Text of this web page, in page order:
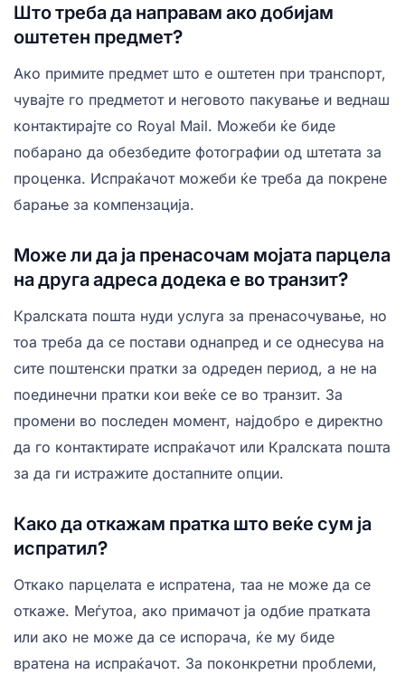
Што треба да направам ако добијам
оштетен предмет?
Ако примите предмет што е оштетен при транспорт,
чувајте го предметот и неговото пакување и веднаш
контактирајте со Royal Mail. Можеби ќе биде
побарано да обезбедите фотографии од штетата за
проценка. Испраќачот можеби ќе треба да покрене
барање за компензација.
Може ли да ја пренасочам мојата парцела
на друга адреса додека е во транзит?
Кралската пошта нуди услуга за пренасочување, но
тоа треба да се постави однапред и се однесува на
сите поштенски пратки за одреден период, а не на
поединечни пратки кои веќе се во транзит. За
промени во последен момент, најдобро е директно
да го контактирате испраќачот или Кралската пошта
за да ги истражите достапните опции.
Како да откажам пратка што веќе сум ја
испратил?
Откако парцелата е испратена, таа не може да се
откаже. Меѓутоа, ако примачот ја одбие пратката
или ако не може да се испорача, ќе му биде
вратена на испраќачот. За поконкретни проблеми,